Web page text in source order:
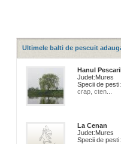
Ultimele balti de pescuit
Hanul
Judet:Mures
Specii de pesti:
crap, cten...
La Cenan
Judet:Mures
Specii de pesti: